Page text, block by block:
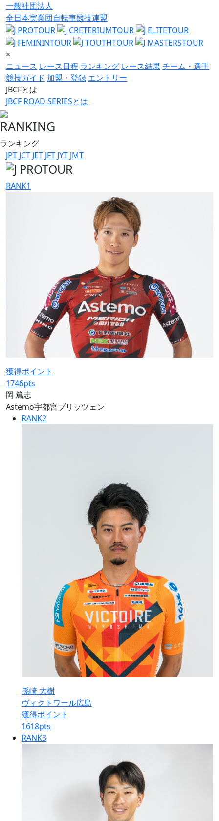
一般社団法人
全日本実業団自転車競技連盟
×
ニュース レース日程 ランキング レース結果チーム・選手
競技ガイド 加盟・登録 エントリー
JBCFとは
JBCF ROAD SERIESとは
RANKING
ランキング
JPT JCT JET JFT JYT JMT
RANK1
獲得ポイント
1746pts
岡 篤志
Astemo宇都宮ブリッツェン
RANK2
孫崎 大樹
ヴィクトワール広島
獲得ポイント
1618pts
RANK3